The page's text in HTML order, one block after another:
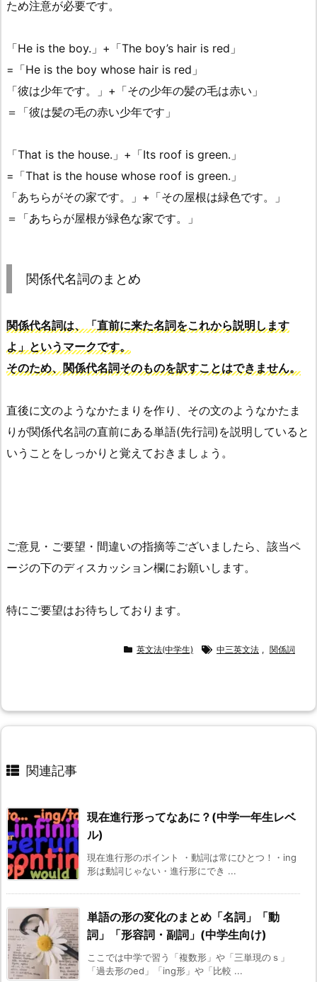
ため注意が必要です。
「He is the boy.」+「The boy’s hair is red」
=「He is the boy whose hair is red」
「彼は少年です。」+「その少年の髪の毛は赤い」
＝「彼は髪の毛の赤い少年です」
「That is the house.」+「Its roof is green.」
=「That is the house whose roof is green.」
「あちらがその家です。」+「その屋根は緑色です。」
＝「あちらが屋根が緑色な家です。」
関係代名詞のまとめ
関係代名詞は、「直前に来た名詞をこれから説明します
よ」というマークです。
そのため、関係代名詞そのものを訳すことはできません。
直後に文のようなかたまりを作り、その文のようなかたま
りが関係代名詞の直前にある単語(先行詞)を説明していると
いうことをしっかりと覚えておきましょう。
ご意見・ご要望・間違いの指摘等ございましたら、該当ペ
ージの下のディスカッション欄にお願いします。
特にご要望はお待ちしております。
英文法(中学生) 中三英文法 , 関係詞
関連記事
現在進行形ってなあに？(中学一年生レベ
ル)
現在進行形のポイント ・動詞は常にひとつ！・ing
形は動詞じゃない・進行形にでき ...
単語の形の変化のまとめ「名詞」「動
詞」「形容詞・副詞」(中学生向け)
ここでは中学で習う「複数形」や「三単現のｓ」
「過去形のed」「ing形」や「比較 ...